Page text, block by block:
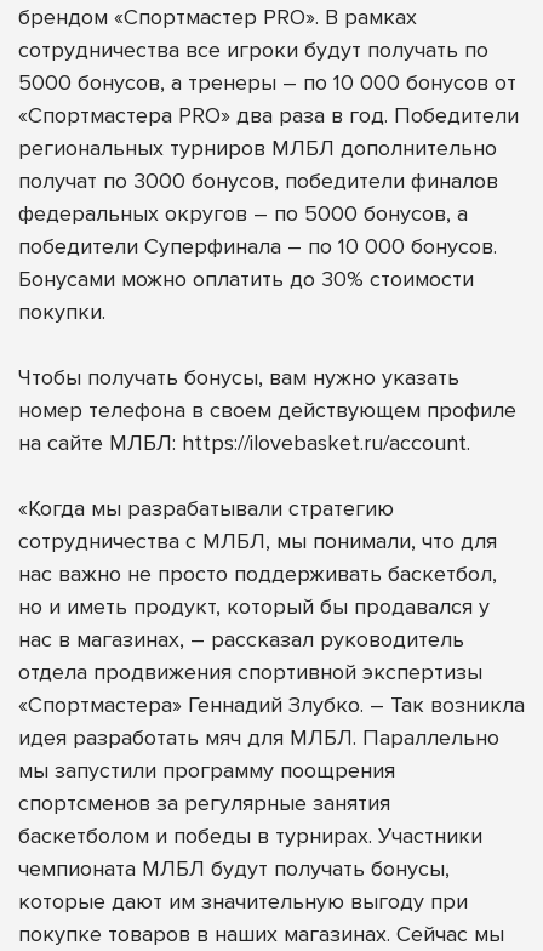
брендом «Спортмастер PRO». В рамках
сотрудничества все игроки будут получать по
5000 бонусов, а тренеры – по 10 000 бонусов от
«Спортмастера PRO» два раза в год. Победители
региональных турниров МЛБЛ дополнительно
получат по 3000 бонусов, победители финалов
федеральных округов – по 5000 бонусов, а
победители Суперфинала – по 10 000 бонусов.
Бонусами можно оплатить до 30% стоимости
покупки.
Чтобы получать бонусы, вам нужно указать
номер телефона в своем действующем профиле
на сайте МЛБЛ: https://ilovebasket.ru/account.
«Когда мы разрабатывали стратегию
сотрудничества с МЛБЛ, мы понимали, что для
нас важно не просто поддерживать баскетбол,
но и иметь продукт, который бы продавался у
нас в магазинах, – рассказал руководитель
отдела продвижения спортивной экспертизы
«Спортмастера» Геннадий Злубко. – Так возникла
идея разработать мяч для МЛБЛ. Параллельно
мы запустили программу поощрения
спортсменов за регулярные занятия
баскетболом и победы в турнирах. Участники
чемпионата МЛБЛ будут получать бонусы,
которые дают им значительную выгоду при
покупке товаров в наших магазинах. Сейчас мы